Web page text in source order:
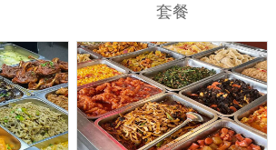
套餐